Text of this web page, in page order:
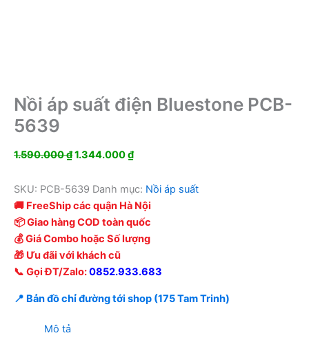
Nồi áp suất điện Bluestone PCB-
5639
1.590.000₫Giá
là:
1.590.000 ₫.
1.344.000₫Giá
tại
là:
1.344.000 ₫.
SKU: PCB-5639 Danh mục: Nồi áp suất
🚚 FreeShip các quận Hà Nội
📦 Giao hàng COD toàn quốc
💰 Giá Combo hoặc Số lượng
🎁 Ưu đãi với khách cũ
📞 Gọi ĐT/Zalo:0852.933.683
📍 Bản đồ chỉ đường tới shop (175 Tam Trinh)
Mô tả